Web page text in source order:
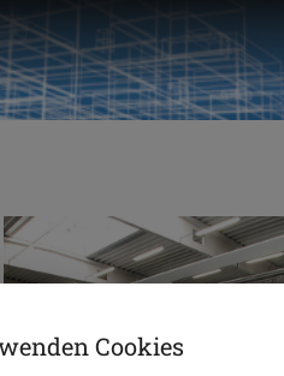
Cookies